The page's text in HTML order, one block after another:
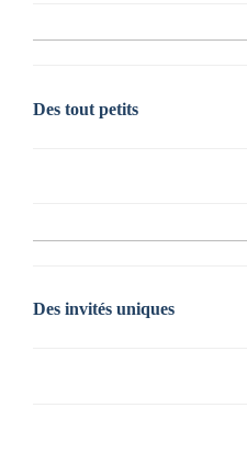
Des tout petits
Des invités uniques